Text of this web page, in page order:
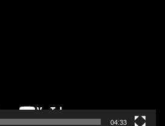
04:33